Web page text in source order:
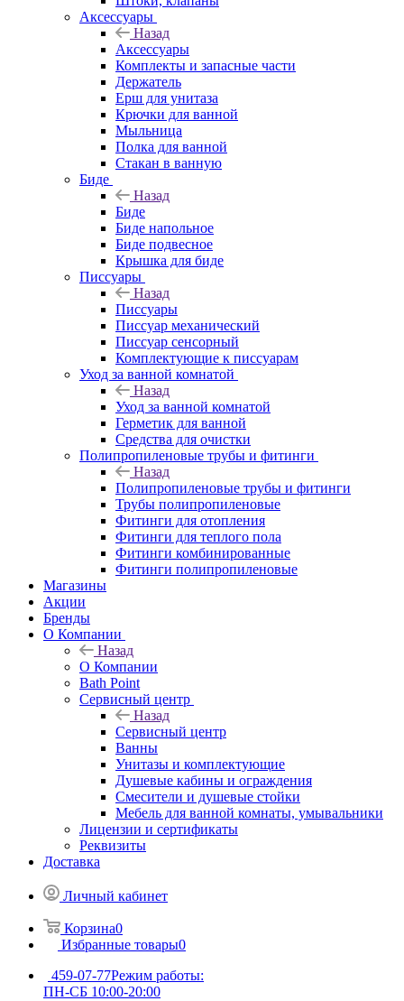
Аксессуары
Назад
Аксессуары
Комплекты и запасные части
Держатель
Ерш для унитаза
Крючки для ванной
Мыльница
Полка для ванной
Стакан в ванную
Биде
Назад
Биде
Биде напольное
Биде подвесное
Крышка для биде
Писсуары
Назад
Писсуары
Писсуар механический
Писсуар сенсорный
Комплектующие к писсуарам
Уход за ванной комнатой
Назад
Уход за ванной комнатой
Герметик для ванной
Средства для очистки
Полипропиленовые трубы и фитинги
Назад
Полипропиленовые трубы и фитинги
Трубы полипропиленовые
Фитинги для отопления
Фитинги для теплого пола
Фитинги комбинированные
Фитинги полипропиленовые
Магазины
Акции
Бренды
О Компании
Назад
О Компании
Bath Point
Сервисный центр
Назад
Сервисный центр
Ванны
Унитазы и комплектующие
Душевые кабины и ограждения
Смесители и душевые стойки
Мебель для ванной комнаты, умывальники
Лицензии и сертификаты
Реквизиты
Доставка
Личный кабинет
Корзина0
Избранные товары0
459-07-77Режим работы:
ПН-СБ 10:00-20:00